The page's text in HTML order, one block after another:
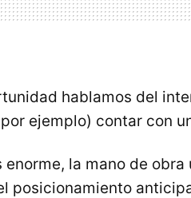
hablamos del
por ejemplo) contar con
enorme, la mano de
posicionamiento